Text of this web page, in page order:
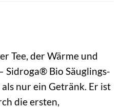
Tee, der Wärme und
Sidroga® Bio Säuglings-
nur ein Getränk. Er ist
die ersten,